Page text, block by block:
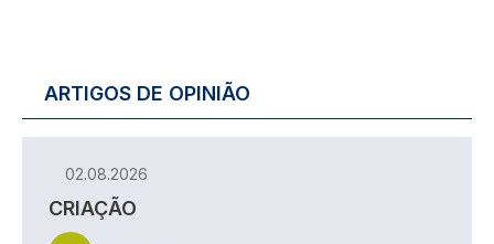
ARTIGOS DE OPINIÃO
02.08.2026
CRIAÇÃO